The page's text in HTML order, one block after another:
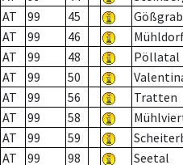
AT
99 45
AT
99 46
AT
99 48 Pöllatal
AT
99 50
AT
99 56 Tratten
AT
99 58
AT
99 59
AT
99 98 Seetal